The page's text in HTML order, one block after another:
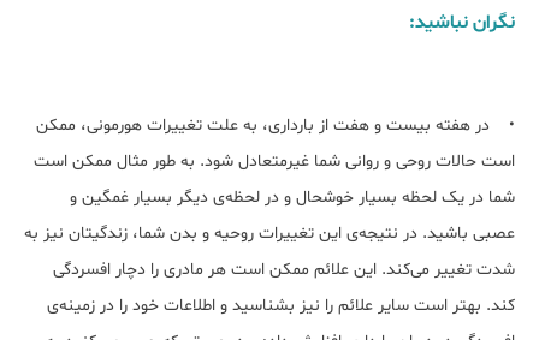
نگران نباشید:
• در هفته بیست و هفت از بارداری، به علت تغییرات هورمونی، ممکن
است حالات روحی و روانی شما غیرمتعادل شود. به طور مثال ممکن است
شما در یک لحظه بسیار خوشحال و در لحظه‌ی دیگر بسیار غمگین و
عصبی باشید. در نتیجه‌ی این تغییرات روحیه و بدن شما، زندگیتان نیز به
شدت تغییر می‌کند. این علائم ممکن است هر مادری را دچار افسردگی
کند. بهتر است سایر علائم را نیز بشناسید و اطلاعات خود را در زمینه‌ی